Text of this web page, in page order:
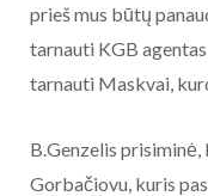
prieš mus būtų
tarnauti KGB
tarnauti Maskvai,
B.Genzelis
Gorbačiovu, kuris